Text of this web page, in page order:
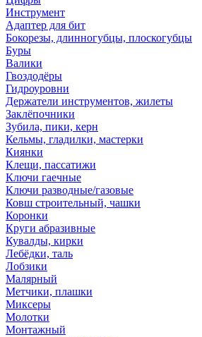
Инструмент
Адаптер для бит
Бокорезы, длинногубцы, плоскогубцы
Буры
Валики
Гвоздодёры
Гидроуровни
Держатели инструментов, жилеты
Заклёпочники
Зубила, пики, керн
Кельмы, гладилки, мастерки
Киянки
Клещи, пассатижи
Ключи гаечные
Ключи разводные/газовые
Ковш строительный, чашки
Коронки
Круги абразивные
Кувалды, кирки
Лебёдки, таль
Лобзики
Малярный
Метчики, плашки
Миксеры
Молотки
Монтажный